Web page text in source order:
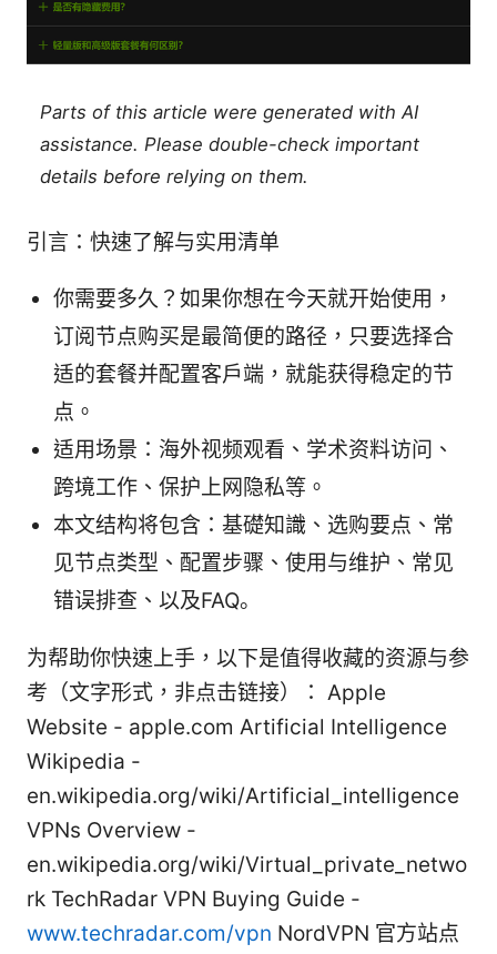
Parts of this article were generated with AI
assistance. Please double-check important
details before relying on them.
引言：快速了解与实用清单
你需要多久？如果你想在今天就开始使用，
订阅节点购买是最简便的路径，只要选择合
适的套餐并配置客户端，就能获得稳定的节
点。
适用场景：海外视频观看、学术资料访问、
跨境工作、保护上网隐私等。
本文结构将包含：基礎知識、选购要点、常
见节点类型、配置步骤、使用与维护、常见
错误排查、以及FAQ。
为帮助你快速上手，以下是值得收藏的资源与参
考（文字形式，非点击链接）： Apple
Website - apple.com Artificial Intelligence
Wikipedia -
en.wikipedia.org/wiki/Artificial_intelligence
VPNs Overview -
en.wikipedia.org/wiki/Virtual_private_netwo
rk TechRadar VPN Buying Guide -
www.techradar.com/vpn NordVPN 官方站点